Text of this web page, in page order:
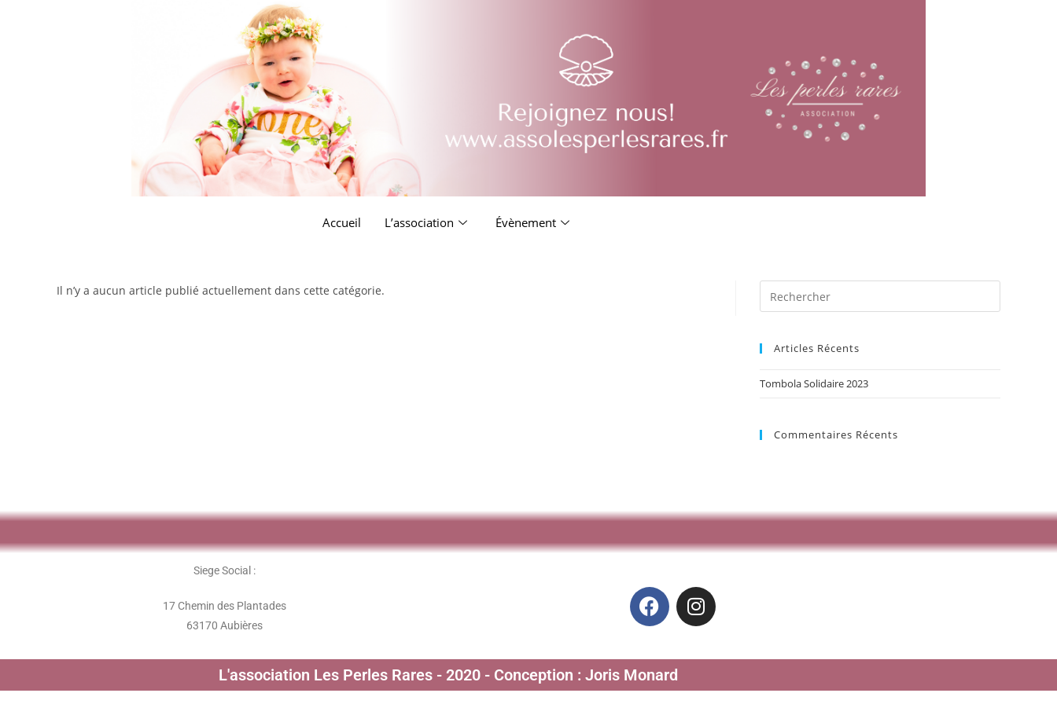
Accueil L’association Évènement
Il n’y a aucun article publié actuellement dans cette catégorie.
Articles Récents
Tombola Solidaire 2023
Commentaires Récents
Siege Social :
17 Chemin des Plantades
63170 Aubières
L'association Les Perles Rares - 2020 - Conception : Joris Monard